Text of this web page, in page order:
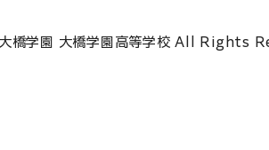
橋学園 大橋学園高等学校 All Rights